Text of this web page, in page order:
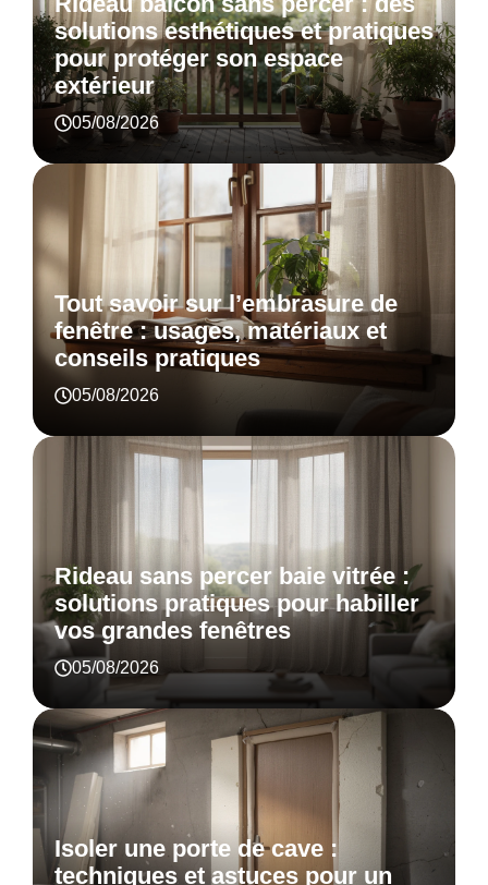
solutions esthétiques et pratiques
pour protéger son espace
extérieur
05/08/2026
Tout savoir sur l’embrasure de
fenêtre : usages, matériaux et
conseils pratiques
05/08/2026
Rideau sans percer baie vitrée :
solutions pratiques pour habiller
vos grandes fenêtres
05/08/2026
Isoler une porte de cave :
techniques et astuces pour un